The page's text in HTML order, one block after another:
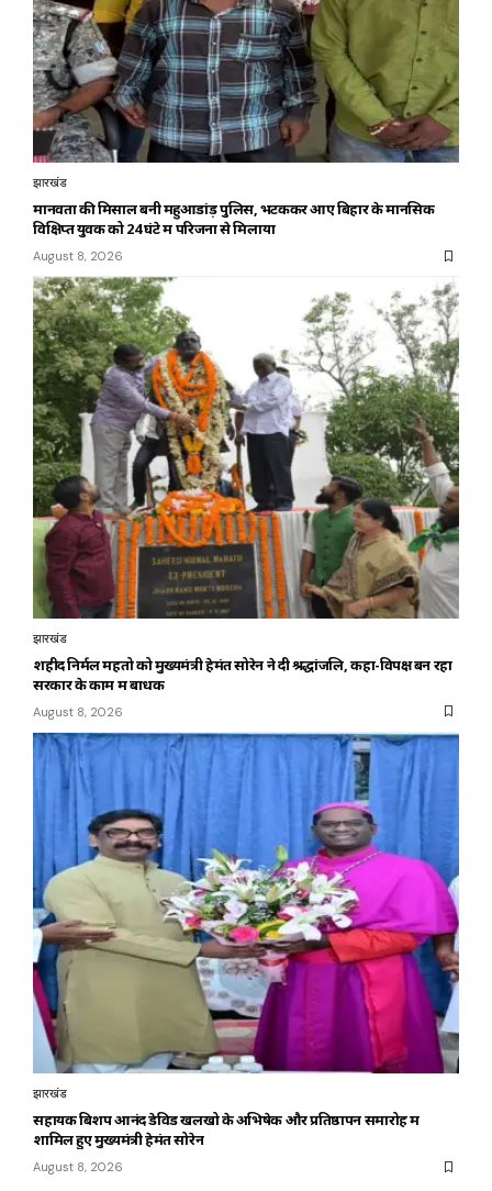
झारखंड
मानवता की मिसाल बनी महुआडांड़ पुलिस, भटककर आए बिहार के मानसिक
विक्षिप्त युवक को 24 घंटे में परिजनों से मिलाया
August 8, 2026
झारखंड
शहीद निर्मल महतो को मुख्यमंत्री हेमंत सोरेन ने दी श्रद्धांजलि, कहा-विपक्ष बन रहा
सरकार के काम में बाधक
August 8, 2026
झारखंड
सहायक बिशप आनंद डेविड खलखो के अभिषेक और प्रतिष्ठापन समारोह में
शामिल हुए मुख्यमंत्री हेमंत सोरेन
August 8, 2026